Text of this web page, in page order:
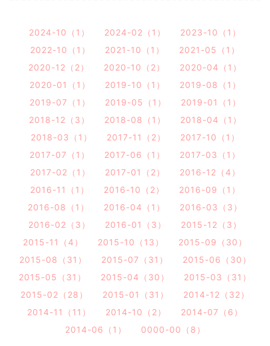
2024-10（1） 2024-02（1）
2023-10（1）
2022-10（1）
2021-10（1）
2021-05（1）
2020-12（2）
2020-10（2）
2020-04（1）
2020-01（1）
2019-10（1）
2019-08（1）
2019-07（1）
2019-05（1）
2019-01（1）
2018-12（3）
2018-08（1）
2018-04（1）
2018-03（1）
2017-11（2）
2017-10（1）
2017-07（1）
2017-06（1）
2017-03（1）
2017-02（1）
2017-01（2）
2016-12（4）
2016-11（1）
2016-10（2）
2016-09（1）
2016-08（1）
2016-04（1）
2016-03（3）
2016-02（3）
2016-01（3）
2015-12（3）
2015-11（4）
2015-10（13）
2015-09（30）
2015-08（31）
2015-07（31）
2015-06（30）
2015-05（31）
2015-04（30）
2015-03（31）
2015-02（28）
2015-01（31）
2014-12（32）
2014-11（11）
2014-10（2）
2014-07（6）
2014-06（1）
0000-00（8）